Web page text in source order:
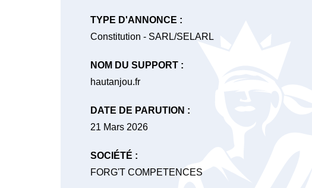
TYPE D'ANNONCE :
Constitution - SARL/SELARL
NOM DU SUPPORT :
hautanjou.fr
DATE DE PARUTION :
21 Mars 2026
SOCIÉTÉ :
FORG'T COMPETENCES